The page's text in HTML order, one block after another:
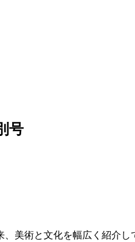
号
、美術と文化を幅広く紹介